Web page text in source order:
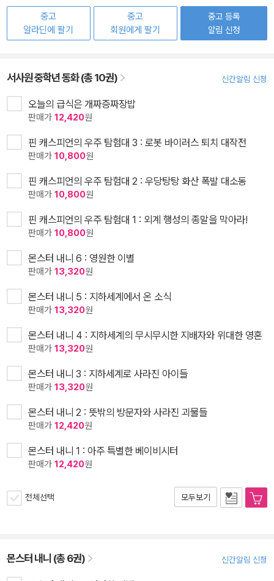
중고
알라딘에 팔기
중고
회원에게 팔기
중고 등록
알림 신청
서사원 중학년 동화 (총 10권) 신간알림 신청
오늘의 급식은 개짜증짜장밥
판매가 12,420원
핀 캐스피언의 우주 탐험대 3 : 로봇 바이러스 퇴치 대작전
판매가 10,800원
핀 캐스피언의 우주 탐험대 2 : 우당탕탕 화산 폭발 대소동
판매가 10,800원
핀 캐스피언의 우주 탐험대 1 : 외계 행성의 종말을 막아라!
판매가 10,800원
몬스터 내니 6 : 영원한 이별
판매가 13,320원
몬스터 내니 5 : 지하세계에서 온 소식
판매가 13,320원
몬스터 내니 4 : 지하세계의 무시무시한 지배자와 위대한 영혼
판매가 13,320원
몬스터 내니 3 : 지하세계로 사라진 아이들
판매가 13,320원
몬스터 내니 2 : 뜻밖의 방문자와 사라진 괴물들
판매가 12,420원
몬스터 내니 1 : 아주 특별한 베이비시터
판매가 12,420원
전체선택 모두보기
몬스터 내니 (총 6권) 신간알림 신청